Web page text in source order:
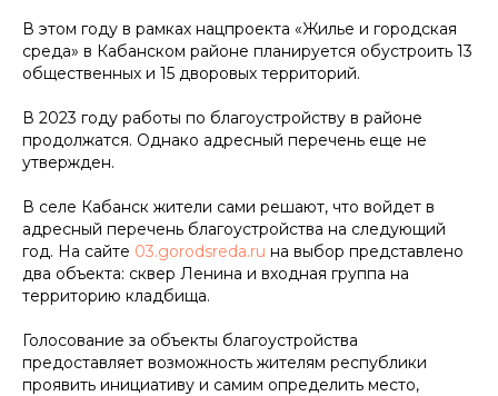
В этом году в рамках нацпроекта «Жилье и городская
среда» в Кабанском районе планируется обустроить 13
общественных и 15 дворовых территорий.
В 2023 году работы по благоустройству в районе
продолжатся. Однако адресный перечень еще не
утвержден.
В селе Кабанск жители сами решают, что войдет в
адресный перечень благоустройства на следующий
год. На сайте 03.gorodsreda.ru на выбор представлено
два объекта: сквер Ленина и входная группа на
территорию кладбища.
Голосование за объекты благоустройства
предоставляет возможность жителям республики
проявить инициативу и самим определить место,